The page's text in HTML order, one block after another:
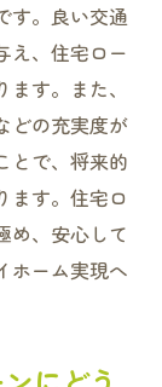
け方
ント
イスの活
ン期間の
デメリッ
す。良い交通
え、住宅ロー
す。また、
どの充実度が
とで、将来的
ます。住宅ロ
め、安心して
ホーム実現へ